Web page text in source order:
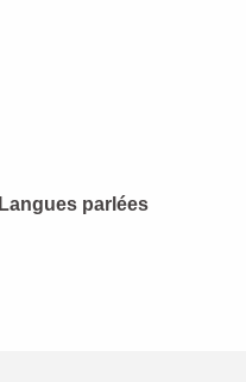
Langues parlées
Langues parlées